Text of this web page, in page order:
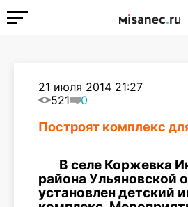
21 июля 2014 21:27
521
0
Построят комплекс
В селе Коржевка
района Ульяновской
установлен детский